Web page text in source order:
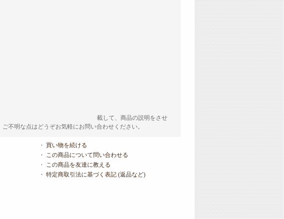
載して、商品の説明をさせ
不明な点はどうぞお気軽にお問い合わせください。
・ 買い物を続ける
・ この商品について問い合わせる
・ この商品を友達に教える
・ 特定商取引法に基づく表記 (返品など)